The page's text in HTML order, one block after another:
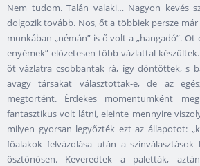
Nem tudom. Talán valaki… Nagyon kevés
dolgozik tovább. Nos, őt a többiek persze
munkában „némán” is ő volt a „hangadó”.
enyémek” előzetesen több vázlattal
öt vázlatra csobbantak rá, így döntöttek, s
avagy társakat választottak-e, de az
megtörtént. Érdekes momentumként
fantasztikus volt látni, eleinte mennyire
milyen gyorsan legyőzték ezt az állapotot:
főalakok felvázolása után a
ösztönösen. Keveredtek a paletták,